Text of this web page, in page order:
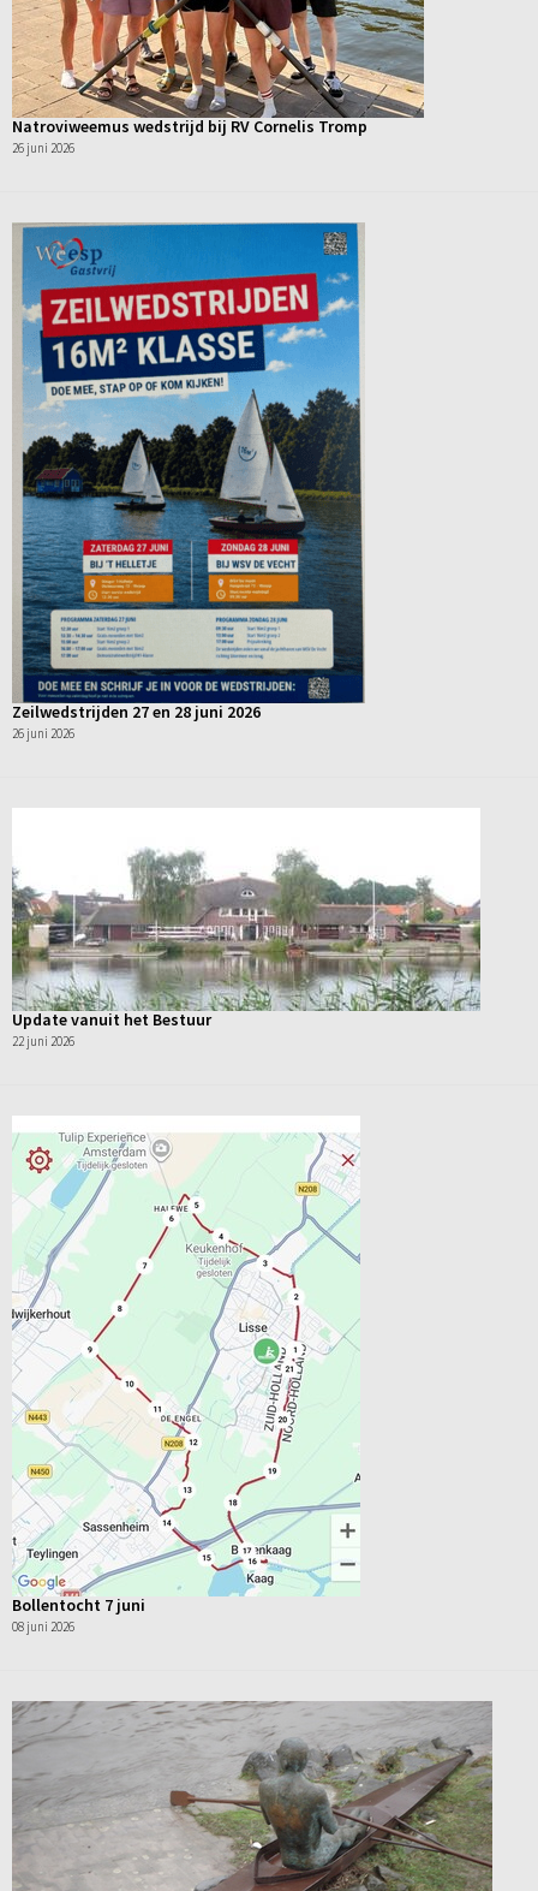
Natroviweemus wedstrijd bij RV Cornelis Tromp
26 juni 2026
Zeilwedstrijden 27 en 28 juni 2026
26 juni 2026
Update vanuit het Bestuur
22 juni 2026
Bollentocht 7 juni
08 juni 2026